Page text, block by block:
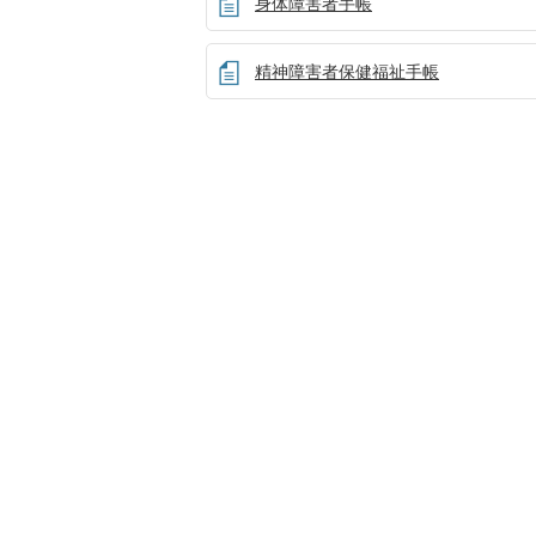
精神障害者保健福祉手帳